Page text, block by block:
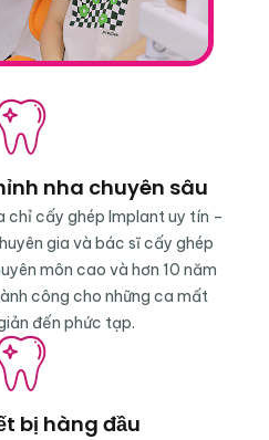
nha chuyên sâu
chỉ cấy ghép Implant uy tín –
gia và bác sĩ cấy ghép
môn cao và hơn 10 năm
công cho những ca mất
đến phức tạp.
bị hàng đầu